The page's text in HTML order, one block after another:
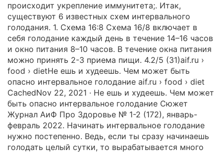
происходит укрепление иммунитета;. Итак,
существуют 6 известных схем интервального
голодания. 1. Схема 16:8 Схема 16/8 включает в
себя голодание каждый день в течение 14–16 часов
и окно питания 8–10 часов. В течение окна питания
можно принять 2-3 приема пищи. 4.2/5 (31)aif.ru ›
food › dietНе ешь и худеешь. Чем может быть
опасно интервальное голодание aif.ru › food › diet
CachedNov 22, 2021 · Не ешь и худеешь. Чем может
быть опасно интервальное голодание Сюжет
Журнал АиФ Про Здоровье № 1-2 (172), январь-
февраль 2022. Начинать интервальное голодание
нужно постепенно. Ведь, если ты сразу начинаешь
голодать целый сутки, то вырабатывается много